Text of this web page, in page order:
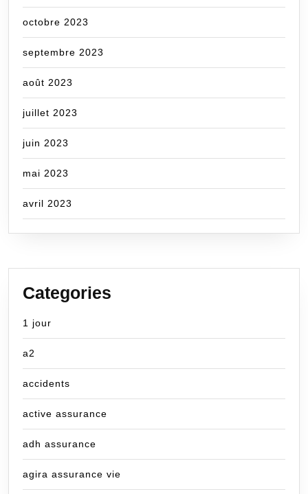
octobre 2023
septembre 2023
août 2023
juillet 2023
juin 2023
mai 2023
avril 2023
Categories
1 jour
a2
accidents
active assurance
adh assurance
agira assurance vie